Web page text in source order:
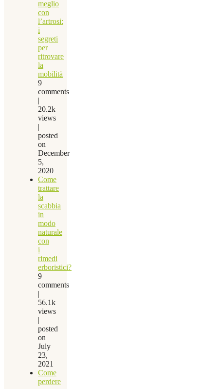
meglio
con
l’artrosi:
i
segreti
per
ritrovare
la
mobilità
9
comments
|
20.2k
views
|
posted
on
December
5,
2020
Come
trattare
la
scabbia
in
modo
naturale
con
i
rimedi
erboristici?
9
comments
|
56.1k
views
|
posted
on
July
23,
2021
Come
perdere